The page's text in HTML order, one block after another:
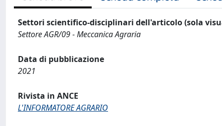
Settori scientifico-disciplinari dell'articolo (sola
Settore AGR/09 - Meccanica Agraria
Data di pubblicazione
2021
Rivista in ANCE
L'INFORMATORE AGRARIO